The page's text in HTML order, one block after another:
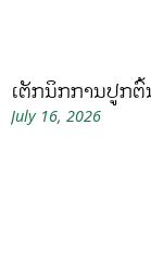
ເຕັກນິກການປູກ
July 16, 2026